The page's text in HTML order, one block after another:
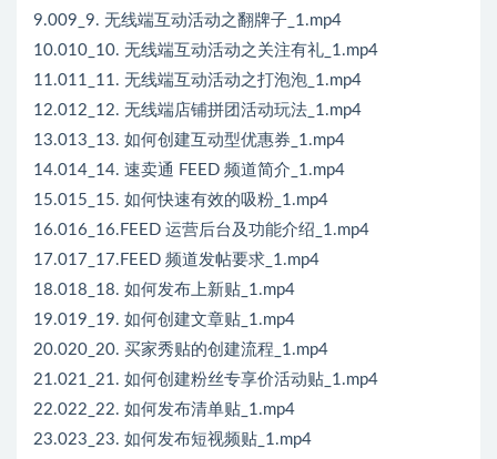
9.009_9. 无线端互动活动之翻牌子_1.mp4
10.010_10. 无线端互动活动之关注有礼_1.mp4
11.011_11. 无线端互动活动之打泡泡_1.mp4
12.012_12. 无线端店铺拼团活动玩法_1.mp4
13.013_13. 如何创建互动型优惠券_1.mp4
14.014_14. 速卖通 FEED 频道简介_1.mp4
15.015_15. 如何快速有效的吸粉_1.mp4
16.016_16.FEED 运营后台及功能介绍_1.mp4
17.017_17.FEED 频道发帖要求_1.mp4
18.018_18. 如何发布上新贴_1.mp4
19.019_19. 如何创建文章贴_1.mp4
20.020_20. 买家秀贴的创建流程_1.mp4
21.021_21. 如何创建粉丝专享价活动贴_1.mp4
22.022_22. 如何发布清单贴_1.mp4
23.023_23. 如何发布短视频贴_1.mp4